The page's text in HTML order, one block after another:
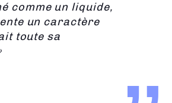
comme un liquide,
un caractère
toute sa